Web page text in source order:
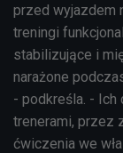
przed wyjazdem
treningi
stabilizujące i
narażone
- podkreśla. - Ich
trenerami, przez
ćwiczenia we